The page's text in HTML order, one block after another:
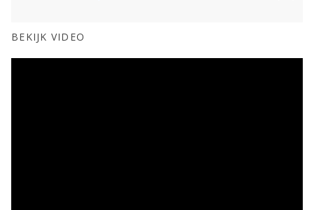
BEKIJK VIDEO